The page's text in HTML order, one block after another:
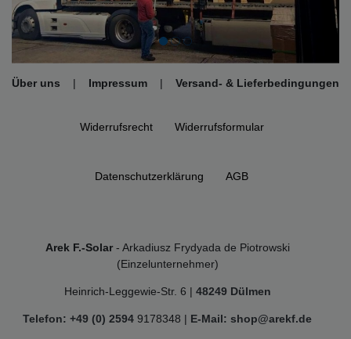
Über uns | Impressum | Versand- & Lieferbedingungen
Widerrufs­recht Widerrufs­formular
Daten­schutz­erklärung AGB
Arek F.-Solar- Arkadiusz Frydyada de Piotrowski
(Einzelunternehmer)
Heinrich-Leggewie-Str. 6 | 48249 Dülmen
Telefon: +49 (0) 2594 9178348 | E-Mail: shop@arekf.de